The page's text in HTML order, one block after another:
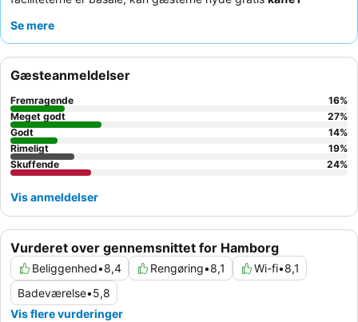
deres enestående venlighed og hjælpsomhed. For et mere roligt
Se mere
Vurderet over gennemsnittet for Hamborg
Beliggenhed•8,4 Rengøring•8,1 Wi-fi•8,1
Badeværelse•5,8
Vis flere vurderinger
Gæsteanmeldelser
Fremragende 16%
Meget godt
27%
Godt
14%
Rimeligt
19%
Skuffende
24%
Vis anmeldelser